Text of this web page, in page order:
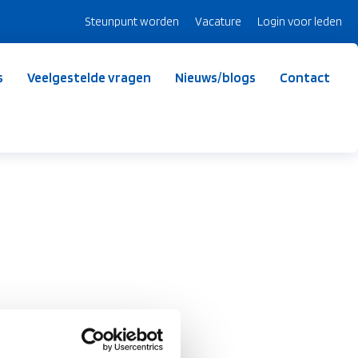
Steunpunt worden Vacature Login voor leden
Veelgestelde vragen Nieuws/blogs Contact